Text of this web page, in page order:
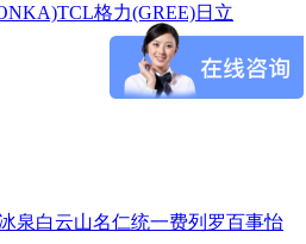
TCL格力(GREE)日立
泉白云山名仁统一费列罗百事怡